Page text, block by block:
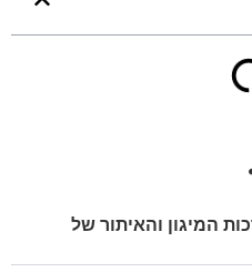
המיגון והאיתור של